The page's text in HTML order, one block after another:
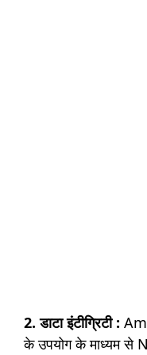
2. डाटा इंटीग्रिटी :
के उपयोग के माध्यम से